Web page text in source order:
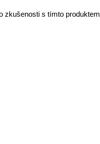
zkušenosti s tímto produktem